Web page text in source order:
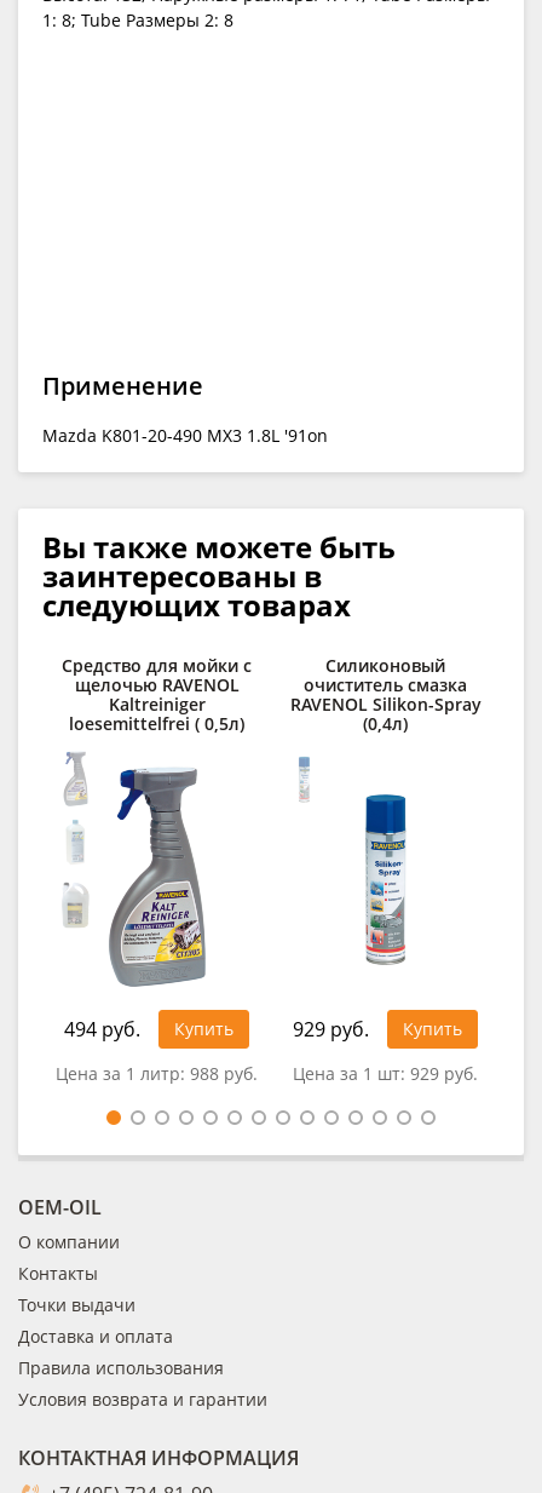
1: 8; Tube Размеры 2: 8
Применение
Mazda K801-20-490 MX3 1.8L '91on
Вы также можете быть
заинтересованы в
следующих товарах
Средство для мойки с
щелочью RAVENOL
Kaltreiniger
loesemittelfrei ( 0,5л)
494 руб.
Купить
Цена за 1 литр: 988 руб.
Силиконовый
очиститель смазка
RAVENOL Silikon-Spray
(0,4л)
929 руб.
Купить
Цена за 1 шт: 929 руб.
OEM-OIL
О компании
Контакты
Точки выдачи
Доставка и оплата
Правила использования
Условия возврата и гарантии
КОНТАКТНАЯ ИНФОРМАЦИЯ